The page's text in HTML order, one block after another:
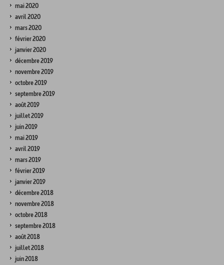
mai 2020
avril 2020
mars 2020
février 2020
janvier 2020
décembre 2019
novembre 2019
octobre 2019
septembre 2019
août 2019
juillet 2019
juin 2019
mai 2019
avril 2019
mars 2019
février 2019
janvier 2019
décembre 2018
novembre 2018
octobre 2018
septembre 2018
août 2018
juillet 2018
juin 2018